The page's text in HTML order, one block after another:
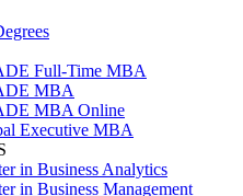
Full-Time MBA
MBA
MBA Online
Executive MBA
in Business Analytics
in Business Management